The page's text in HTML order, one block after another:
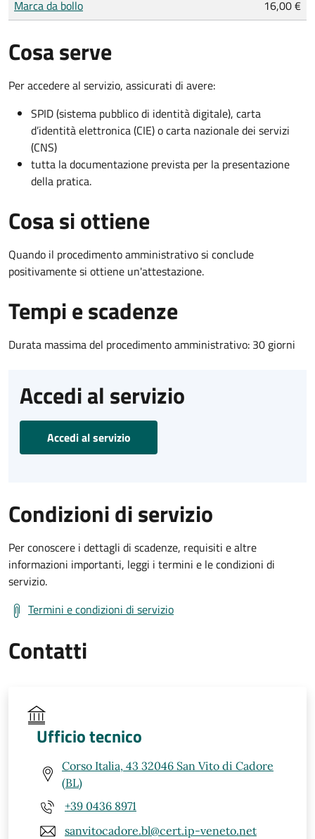
Marca da bollo 16,00 €
Cosa serve
Per accedere al servizio, assicurati di avere:
SPID (sistema pubblico di identità digitale), carta
d’identità elettronica (CIE) o carta nazionale dei servizi
(CNS)
tutta la documentazione prevista per la presentazione
della pratica.
Cosa si ottiene
Quando il procedimento amministrativo si conclude
positivamente si ottiene un'attestazione.
Tempi e scadenze
Durata massima del procedimento amministrativo: 30 giorni
Accedi al servizio
Accedi al servizio
Condizioni di servizio
Per conoscere i dettagli di scadenze, requisiti e altre
informazioni importanti, leggi i termini e le condizioni di
servizio.
Termini e condizioni di servizio
Contatti
Ufficio tecnico
Corso Italia, 43 32046 San Vito di Cadore
(BL)
+39 0436 8971
sanvitocadore.bl@cert.ip-veneto.net